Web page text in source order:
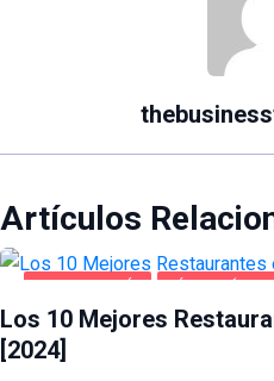
Artículos
GASTRONOMÍA VÉLEZ-
Los 10 Mejores
[2024]